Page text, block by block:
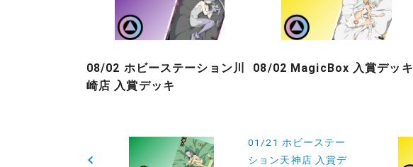
08/02 ホビーステーション川
崎店 入賞デッキ
08/02 MagicBox 入賞デッキ
稿
01/21 ホビーステー
ション天神店 入賞デ